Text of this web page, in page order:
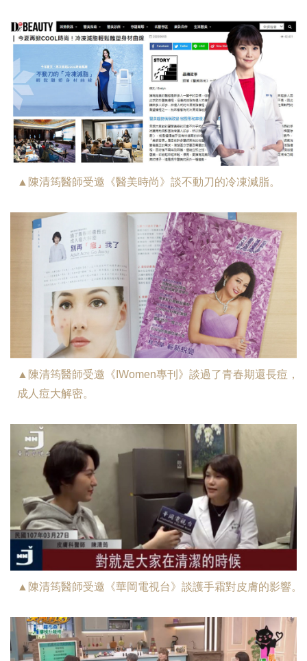
▲陳清筠醫師受邀《醫美時尚》談不動刀的冷凍減脂。
▲陳清筠醫師受邀《IWomen專刊》談過了青春期還長痘，
成人痘大解密。
▲陳清筠醫師受邀《華岡電視台》談護手霜對皮膚的影響。